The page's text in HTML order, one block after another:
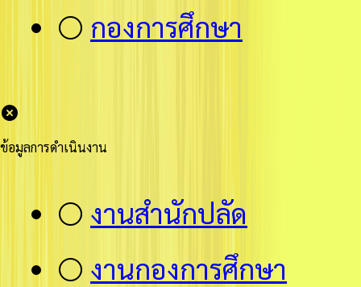
⚪ กองการศึกษา
ข้อมูลการดำเนินงาน
⚪ งานสำนักปลัด
⚪ งานกองการศึกษา